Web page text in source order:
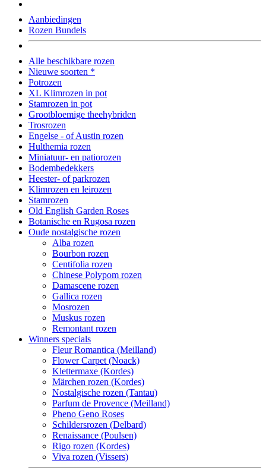
Aanbiedingen
Rozen Bundels
Alle beschikbare rozen
Nieuwe soorten *
Potrozen
XL Klimrozen in pot
Stamrozen in pot
Grootbloemige theehybriden
Trosrozen
Engelse - of Austin rozen
Hulthemia rozen
Miniatuur- en patiorozen
Bodembedekkers
Heester- of parkrozen
Klimrozen en leirozen
Stamrozen
Old English Garden Roses
Botanische en Rugosa rozen
Oude nostalgische rozen
Alba rozen
Bourbon rozen
Centifolia rozen
Chinese Polypom rozen
Damascene rozen
Gallica rozen
Mosrozen
Muskus rozen
Remontant rozen
Winners specials
Fleur Romantica (Meilland)
Flower Carpet (Noack)
Klettermaxe (Kordes)
Märchen rozen (Kordes)
Nostalgische rozen (Tantau)
Parfum de Provence (Meilland)
Pheno Geno Roses
Schildersrozen (Delbard)
Renaissance (Poulsen)
Rigo rozen (Kordes)
Viva rozen (Vissers)